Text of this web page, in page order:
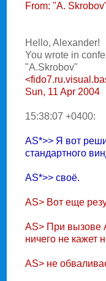
From: "A.
Hello, Alexander!
You wrote in
"A.Skrobov"
Sun, 11 Apr 2004
15:38:07 +0400:
AS*>> Я вот
стандартного
AS*>> своё.
AS> Вот еще
AS> При вызове
ничего не кажет
AS> не